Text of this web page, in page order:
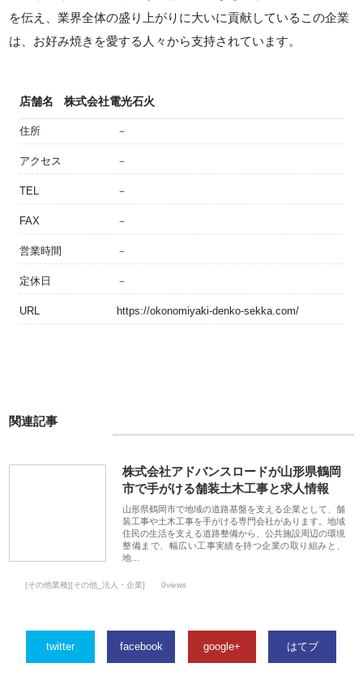
を伝え、業界全体の盛り上がりに大いに貢献しているこの企業
は、お好み焼きを愛する人々から支持されています。
店舗名 株式会社電光石火
住所 －
アクセス －
TEL －
FAX －
営業時間 －
定休日 －
URL https://okonomiyaki-denko-sekka.com/
関連記事
株式会社アドバンスロードが山形県鶴岡
市で手がける舗装土木工事と求人情報
山形県鶴岡市で地域の道路基盤を支える企業として、舗
装工事や土木工事を手がける専門会社があります。地域
住民の生活を支える道路整備から、公共施設周辺の環境
整備まで、幅広い工事実績を持つ企業の取り組みと、
地…
[その他業種][その他_法人・企業] 0views
twitter facebook google+ はてブ